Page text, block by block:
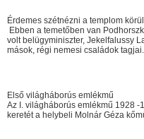
Érdemes szétnézni a templom
Ebben a temetőben van
volt belügyminiszter, Jekelfalussy
mások, régi nemesi családok
Első világháborús emlékmű
Az I. világháborús emlékmű 1928
keretét a helybeli Molnár Géza